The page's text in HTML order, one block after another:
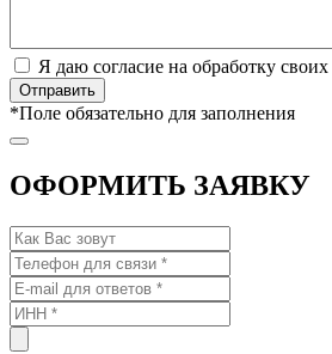
Я даю согласие на обработку своих
*Поле обязательно для заполнения
ОФОРМИТЬ ЗАЯВКУ